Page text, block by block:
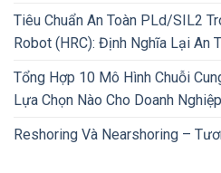
Tiêu Chuẩn An Toàn PLd/SIL2
Robot (HRC): Định Nghĩa Lại An
Tổng Hợp 10 Mô Hình Chuỗi
Lựa Chọn Nào Cho Doanh
Reshoring Và Nearshoring –